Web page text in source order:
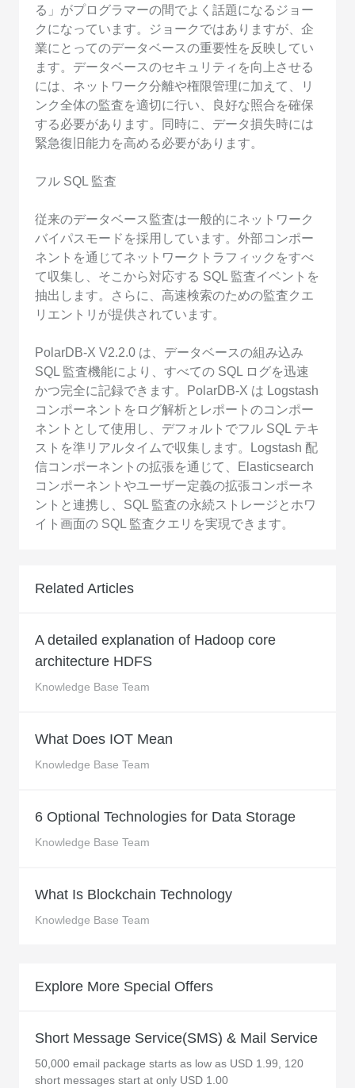
る」がプログラマーの間でよく話題になるジョー
クになっています。ジョークではありますが、企
業にとってのデータベースの重要性を反映してい
ます。データベースのセキュリティを向上させる
には、ネットワーク分離や権限管理に加えて、リ
ンク全体の監査を適切に行い、良好な照合を確保
する必要があります。同時に、データ損失時には
緊急復旧能力を高める必要があります。
フル SQL 監査
従来のデータベース監査は一般的にネットワーク
バイパスモードを採用しています。外部コンポー
ネントを通じてネットワークトラフィックをすべ
て収集し、そこから対応する SQL 監査イベントを
抽出します。さらに、高速検索のための監査クエ
リエントリが提供されています。
PolarDB-X V2.2.0 は、データベースの組み込み
SQL 監査機能により、すべての SQL ログを迅速
かつ完全に記録できます。PolarDB-X は Logstash
コンポーネントをログ解析とレポートのコンポー
ネントとして使用し、デフォルトでフル SQL テキ
ストを準リアルタイムで収集します。Logstash 配
信コンポーネントの拡張を通じて、Elasticsearch
コンポーネントやユーザー定義の拡張コンポーネ
ントと連携し、SQL 監査の永続ストレージとホワ
イト画面の SQL 監査クエリを実現できます。
Related Articles
A detailed explanation of Hadoop core
architecture HDFS
Knowledge Base Team
What Does IOT Mean
Knowledge Base Team
6 Optional Technologies for Data Storage
Knowledge Base Team
What Is Blockchain Technology
Knowledge Base Team
Explore More Special Offers
Short Message Service(SMS) & Mail Service
50,000 email package starts as low as USD 1.99, 120
short messages start at only USD 1.00